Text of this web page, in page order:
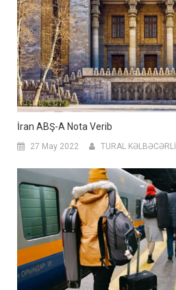
İran ABŞ-A Nota Verib
27 May 2022 TURAL KƏLBƏCƏRLİ